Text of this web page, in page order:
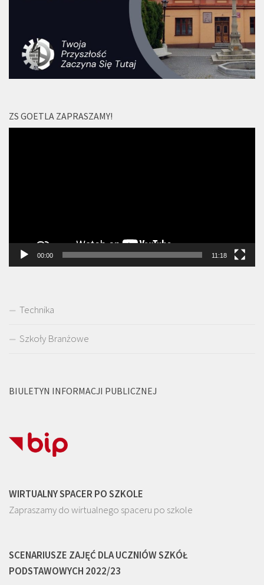
ZS GOETLA ZAPRASZAMY!
00:00 11:18
Technika
Szkoły Branżowe
BIULETYN INFORMACJI PUBLICZNEJ
WIRTUALNY SPACER PO SZKOLE
Zapraszamy do wirtualnego spaceru po szkole
SCENARIUSZE ZAJĘĆ DLA UCZNIÓW SZKÓŁ
PODSTAWOWYCH 2022/23